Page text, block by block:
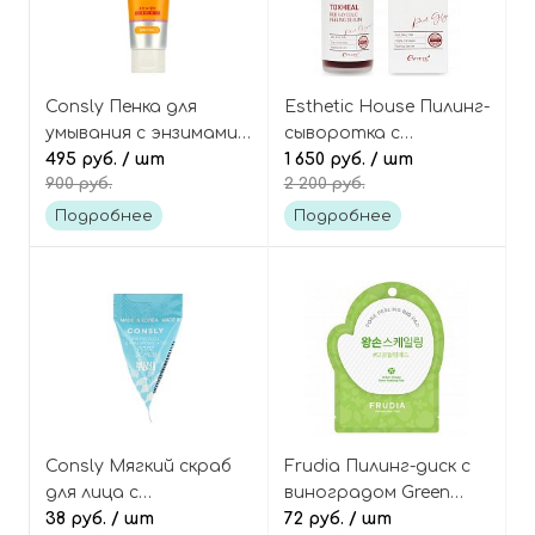
Consly Пенка для
умывания с энзимами
и папаином, Enzyme
Cleansing Foam
«Clean&Peeling»
495 руб. / шт
900 руб.
Подробнее
Esthetic House Пилинг-
сыворотка с
кислотами Toxheal red
glycol peeling serum
1 650 руб. / шт
2 200 руб.
Подробнее
Consly Мягкий скраб
для лица с
гиалуроновой
38 руб. / шт
Frudia Пилинг-диск с
виноградом Green
grape pore peeling big
72 руб. / шт